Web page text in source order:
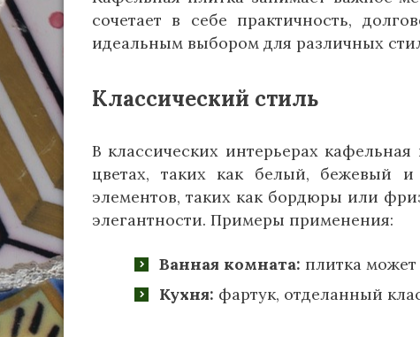
сочетает в себе практичность,
идеальным выбором для различных
Классический стиль
В классических интерьерах
цветах, таких как белый, бежевый и
элементов, таких как бордюры или
элегантности. Примеры применения:
Ванная комната: плитка
Кухня: фартук, отделанный